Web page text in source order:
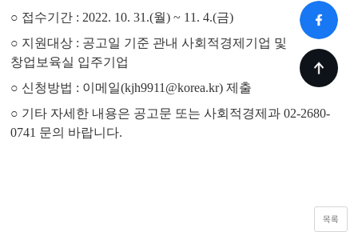
○ 접수기간 : 2022. 10. 31.(월) ~ 11. 4.(금)
○ 지원대상 : 공고일 기준 관내 사회적경제기업 및
창업보육실 입주기업
○ 신청방법 : 이메일(kjh9911@korea.kr) 제출
○ 기타 자세한 내용은 공고문 또는 사회적경제과 02-2680-
0741 문의 바랍니다.
목록